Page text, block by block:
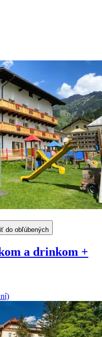
do obľúbených
a drinkom +